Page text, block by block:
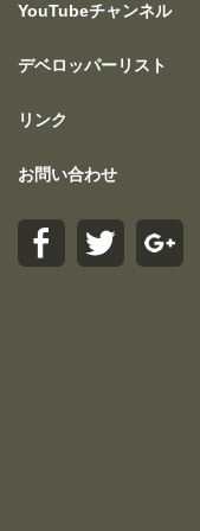
YouTubeチャンネル
デベロッパーリスト
リンク
お問い合わせ